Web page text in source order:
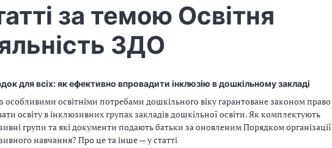
за темою Освітня
ЗДО
для всіх: як ефективно впровадити інклюзію в дошкільному закладі
особливими освітніми потребами дошкільного віку гарантоване законом право
освіту в інклюзивних групах закладів дошкільної освіти. Як комплектують
групи та які документи подають батьки за оновленим Порядком організації
навчання? Про це та інше — у статті